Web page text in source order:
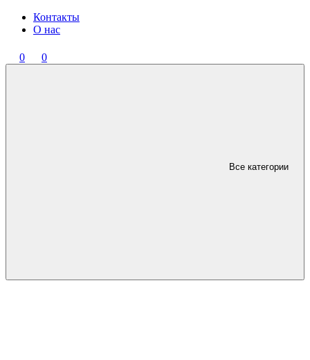
Контакты
О нас
0 0
Все категории